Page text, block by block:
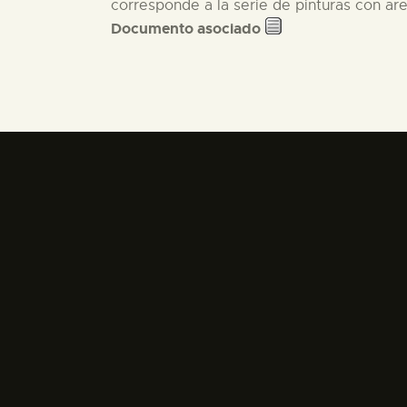
corresponde a la serie de pinturas con
Documento asociado